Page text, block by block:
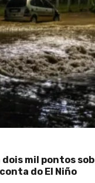
mil pontos sob
do El Niño